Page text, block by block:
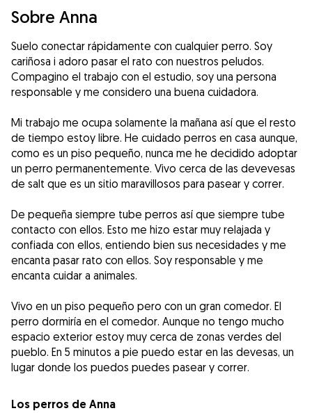
Sobre Anna
Suelo conectar rápidamente con cualquier perro. Soy
cariñosa i adoro pasar el rato con nuestros peludos.
Compagino el trabajo con el estudio, soy una persona
responsable y me considero una buena cuidadora.
Mi trabajo me ocupa solamente la mañana así que el resto
de tiempo estoy libre. He cuidado perros en casa aunque,
como es un piso pequeño, nunca me he decidido adoptar
un perro permanentemente. Vivo cerca de las devevesas
de salt que es un sitio maravillosos para pasear y correr.
De pequeña siempre tube perros así que siempre tube
contacto con ellos. Esto me hizo estar muy relajada y
confiada con ellos, entiendo bien sus necesidades y me
encanta pasar rato con ellos. Soy responsable y me
encanta cuidar a animales.
Vivo en un piso pequeño pero con un gran comedor. El
perro dormiría en el comedor. Aunque no tengo mucho
espacio exterior estoy muy cerca de zonas verdes del
pueblo. En 5 minutos a pie puedo estar en las devesas, un
lugar donde los puedos puedes pasear y correr.
Los perros de Anna